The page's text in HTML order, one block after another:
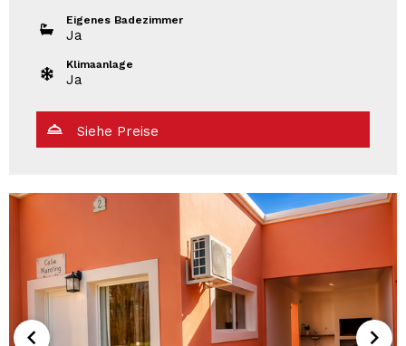
Eigenes Badezimmer
Ja
Klimaanlage
Ja
Siehe Preise